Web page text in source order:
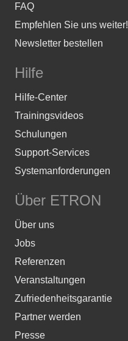
FAQ
Empfehlen Sie uns weiter!
Newsletter bestellen
Hilfe
Hilfe-Center
Trainingsvideos
Schulungen
Support-Services
Systemanforderungen
Über ETRON
Über uns
Jobs
Referenzen
Veranstaltungen
Zufriedenheitsgarantie
Partner werden
Presse